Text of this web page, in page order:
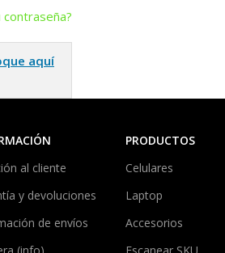
aquí
al cliente
y devoluciones
de envíos
PRODUCTOS
Celulares
Laptop
Accesorios